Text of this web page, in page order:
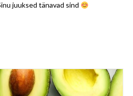
juuksed tänavad sind